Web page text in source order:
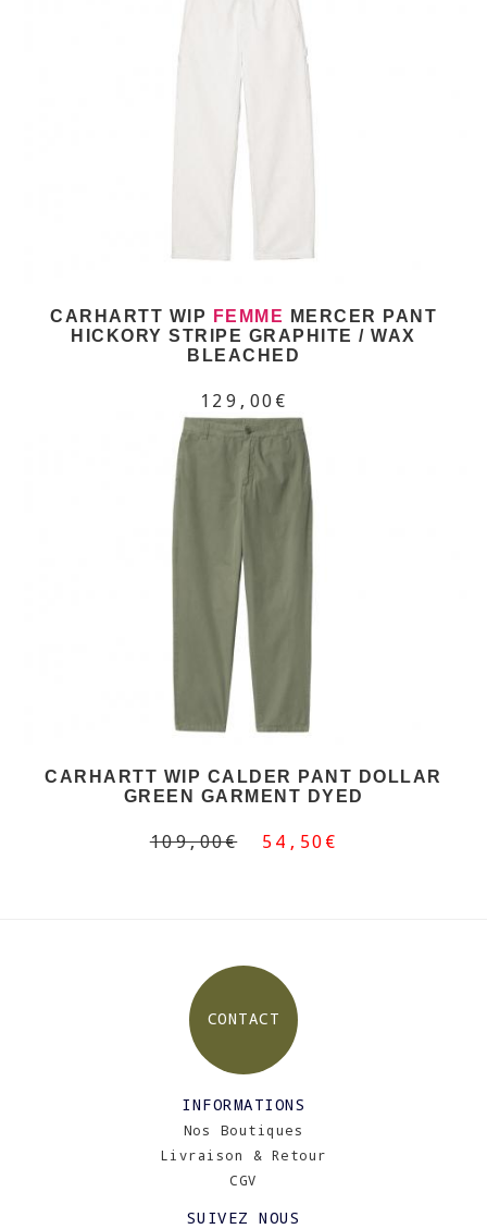
CARHARTT WIP FEMME
MERCER PANT
HICKORY STRIPE GRAPHITE / WAX
BLEACHED
129,00€
CARHARTT WIP CALDER PANT DOLLAR
GREEN GARMENT DYED
109,00€ 54,50€
CONTACT
INFORMATIONS
Nos Boutiques
Livraison & Retour
CGV
SUIVEZ NOUS